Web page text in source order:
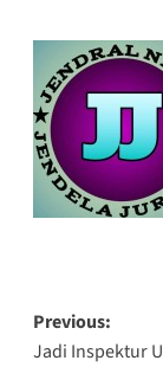
Previous:
Jadi Inspektur